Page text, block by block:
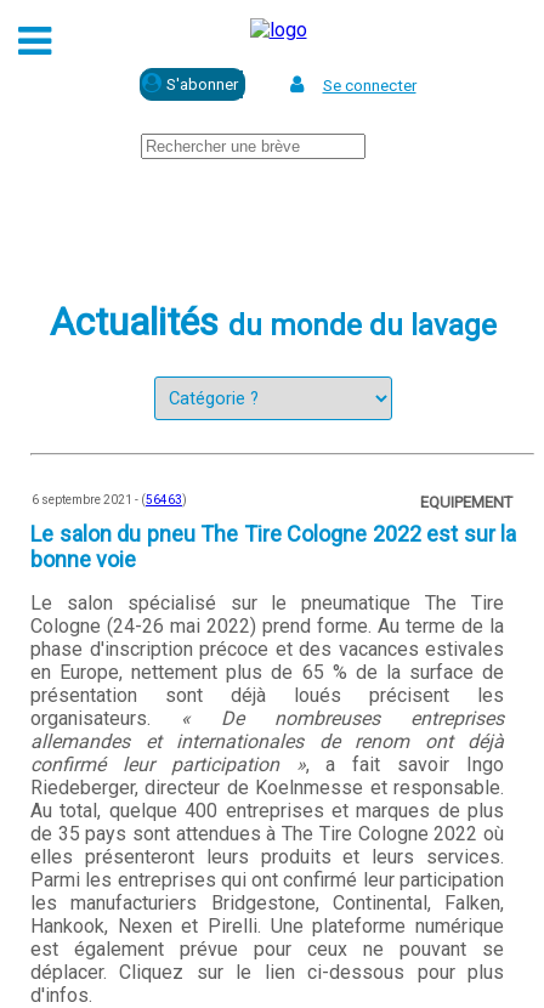
Se connecter
Actualités du monde du lavage
6 septembre 2021 - (56463) EQUIPEMENT
Le salon du pneu The Tire Cologne 2022 est sur la
bonne voie
Le salon spécialisé sur le pneumatique The Tire
Cologne (24-26 mai 2022) prend forme. Au terme de la
phase d'inscription précoce et des vacances estivales
en Europe, nettement plus de 65 % de la surface de
présentation sont déjà loués précisent les
organisateurs.
« De nombreuses entreprises
allemandes et internationales de renom ont déjà
confirmé leur participation », a fait savoir Ingo
Riedeberger, directeur de Koelnmesse et responsable.
Au total, quelque 400 entreprises et marques de plus
de 35 pays sont attendues à The Tire Cologne 2022 où
elles présenteront leurs produits et leurs services.
Parmi les entreprises qui ont confirmé leur participation
les manufacturiers Bridgestone, Continental, Falken,
Hankook, Nexen et Pirelli. Une plateforme numérique
est également prévue pour ceux ne pouvant se
déplacer. Cliquez sur le lien ci-dessous pour plus
d'infos.